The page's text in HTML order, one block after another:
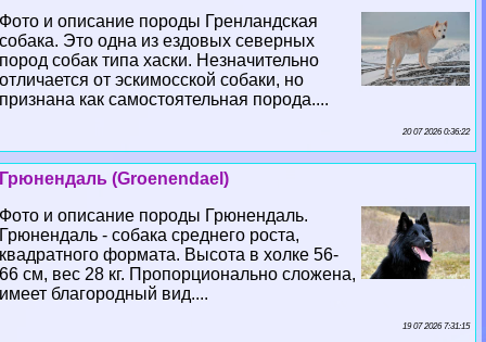
Фото и описание породы Гренландская
собака. Это одна из ездовых северных
пород собак типа хаски. Незначительно
отличается от эскимосской собаки, но
признана как самостоятельная порода....
20 07 2026 0:36:22
Грюнендаль (Groenendael)
Фото и описание породы Грюнендаль.
Грюнендаль - собака среднего роста,
квадратного формата. Высота в холке 56-
66 см, вес 28 кг. Пропорционально сложена,
имеет благородный вид....
19 07 2026 7:31:15